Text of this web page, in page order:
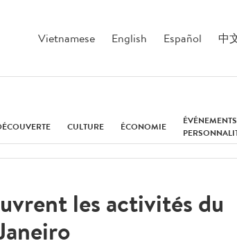
Vietnamese English Español 中
CULTURE ÉCONOMIE
les activités du